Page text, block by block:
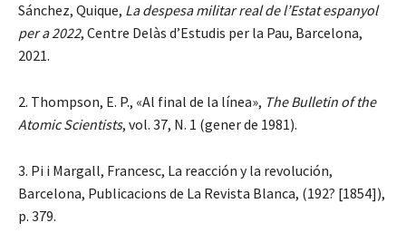
Sánchez, Quique, La despesa militar real de l’Estat espanyol
per a 2022, Centre Delàs d’Estudis per la Pau, Barcelona,
2021.
2. Thompson, E. P., «Al final de la línea», The Bulletin of the
Atomic Scientists, vol. 37, N. 1 (gener de 1981).
3. Pi i Margall, Francesc, La reacción y la revolución,
Barcelona, Publicacions de La Revista Blanca, (192? [1854]),
p. 379.